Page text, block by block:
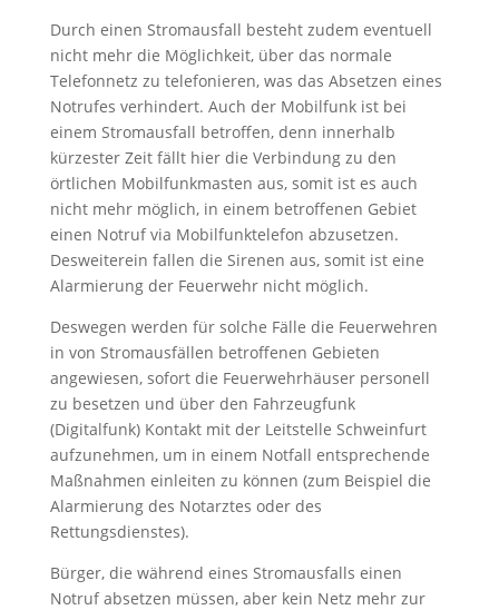
Durch einen Stromausfall besteht zudem eventuell
nicht mehr die Möglichkeit, über das normale
Telefonnetz zu telefonieren, was das Absetzen eines
Notrufes verhindert. Auch der Mobilfunk ist bei
einem Stromausfall betroffen, denn innerhalb
kürzester Zeit fällt hier die Verbindung zu den
örtlichen Mobilfunkmasten aus, somit ist es auch
nicht mehr möglich, in einem betroffenen Gebiet
einen Notruf via Mobilfunktelefon abzusetzen.
Desweiterein fallen die Sirenen aus, somit ist eine
Alarmierung der Feuerwehr nicht möglich.
Deswegen werden für solche Fälle die Feuerwehren
in von Stromausfällen betroffenen Gebieten
angewiesen, sofort die Feuerwehrhäuser personell
zu besetzen und über den Fahrzeugfunk
(Digitalfunk) Kontakt mit der Leitstelle Schweinfurt
aufzunehmen, um in einem Notfall entsprechende
Maßnahmen einleiten zu können (zum Beispiel die
Alarmierung des Notarztes oder des
Rettungsdienstes).
Bürger, die während eines Stromausfalls einen
Notruf absetzen müssen, aber kein Netz mehr zur